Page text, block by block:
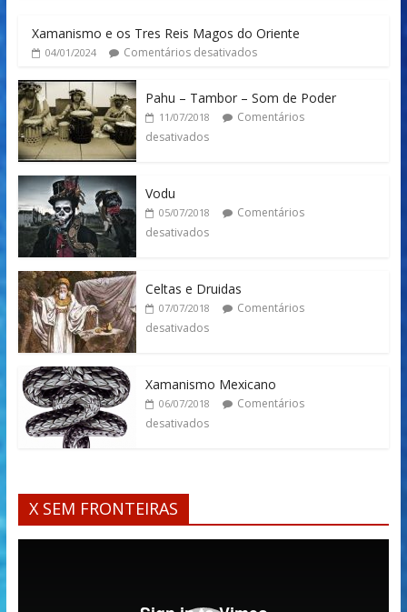
Xamanismo e os Tres Reis Magos do Oriente
04/01/2024 Comentários desativados
Pahu – Tambor – Som de Poder
11/07/2018
Comentários
desativados
Vodu
05/07/2018
Comentários
desativados
Celtas e Druidas
07/07/2018
Comentários
desativados
Xamanismo Mexicano
06/07/2018
Comentários
desativados
X SEM FRONTEIRAS